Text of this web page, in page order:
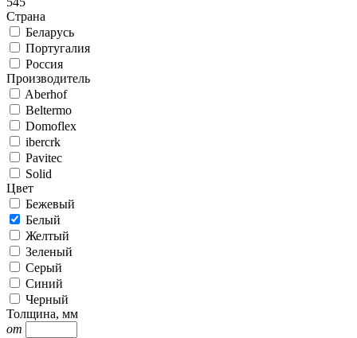
Страна
Беларусь
Португалия
Россия
Производитель
Aberhof
Beltermo
Domoflex
ibercrk
Pavitec
Solid
Цвет
Бежевый
Белый
Желтый
Зеленый
Серый
Синий
Черный
Толщина, мм
от